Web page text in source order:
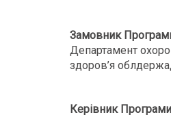
Замовник
Департамент
здоров’я
Керівник